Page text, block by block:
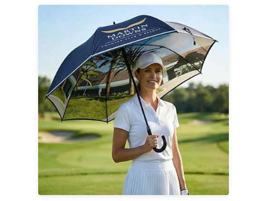
контактные данные
Все случаи
Отправить запрос
зонтики гольфа
Ходячие зонтики